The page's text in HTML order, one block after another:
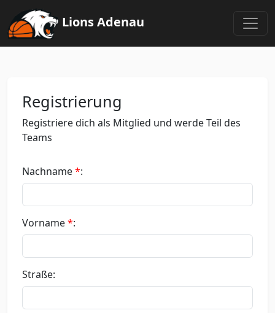
Lions Adenau
Registrierung
Registriere dich als Mitglied und werde Teil des
Teams
Nachname*:
Vorname*:
Straße: